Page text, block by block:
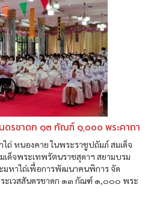
ดรชาดก ๑๓ กัณฑ์ ๑,๐๐๐ พระคาถา
ถ่ หนองคาย ในพระราชูปถัมภ์ สมเด็จ
เด็จพระเทพรัตนราชสุดาฯ สยามบรม
มหาไถ่เพื่อการพัฒนาคนพิการ จัด
ะเวสสันดรชาดก ๑๓ กัณฑ์ ๑,๐๐๐ พระ